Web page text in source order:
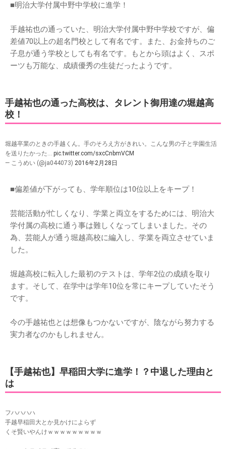
■明治大学付属中野中学校に進学！
手越祐也の通っていた、明治大学付属中野中学校ですが、偏
差値70以上の超名門校として有名です。また、お金持ちのご
子息が通う学校としても有名です。もとから頭はよく、スポ
ーツも万能な、成績優秀の生徒だったようです。
手越祐也の通った高校は、タレント御用達の堀越高
校！
堀越卒業のときの手越くん。手のそろえ方がきれい。こんな男の子と学園生活
を送りたかった… pic.twitter.com/sxcCnbmVCM
— こうめい (@ja044073) 2016年2月28日
■偏差値が下がっても、学年順位は10位以上をキープ！
芸能活動が忙しくなり、学業と両立をするためには、明治大
学付属の高校に通う事は難しくなってしまいました。その
為、芸能人が通う堀越高校に編入し、学業を両立させていま
した。
堀越高校に転入した最初のテストは、学年2位の成績を取り
ます。そして、在学中は学年10位を常にキープしていたそう
です。
今の手越祐也とは想像もつかないですが、陰ながら努力する
実力者なのかもしれません。
【手越祐也】早稲田大学に進学！？中退した理由と
は
フハハハハ
手越早稲田大とか見かけによらず
くそ賢いやんけｗｗｗｗｗｗｗｗｗ